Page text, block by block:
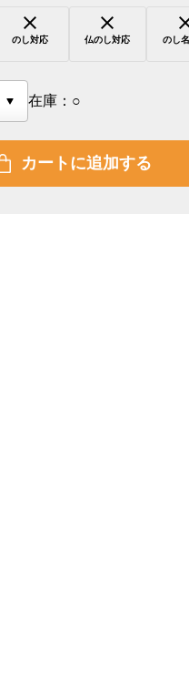
のし対応 仏のし対応 のし
在庫： ○
カートに追加する